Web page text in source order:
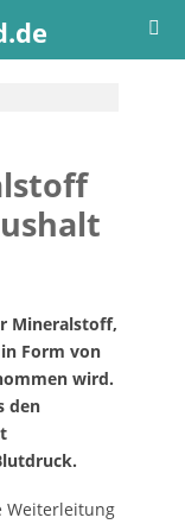
Mineralstoff,
Form von
wird.
den
Weiterleitung